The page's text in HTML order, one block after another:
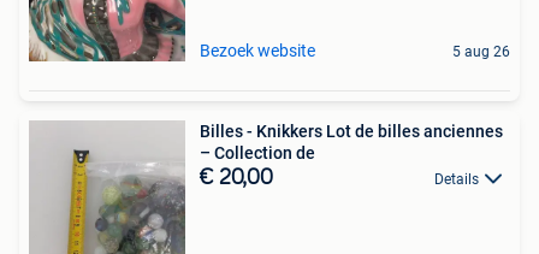
Bezoek website 5 aug 26
Billes - Knikkers Lot de billes anciennes
– Collection de
€ 20,00 Details